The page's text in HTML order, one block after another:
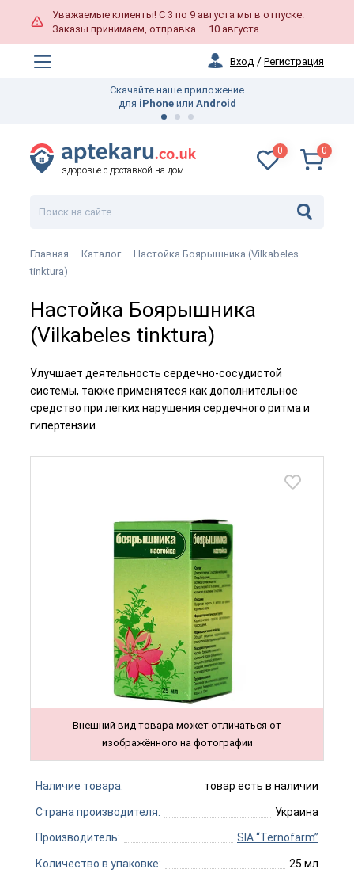
Уважаемые клиенты! С 3 по 9 августа мы в отпуске.
Заказы принимаем, отправка — 10 августа
Вход / Регистрация
Скачайте наше приложение
для iPhone или Android
здоровье с доставкой на дом
0 0
Главная — Каталог — Настойка Боярышника (Vilkabeles
tinktura)
Настойка Боярышника
(Vilkabeles tinktura)
Улучшает деятельность сердечно-сосудистой
системы, также применятеся как дополнительное
средство при легких нарушения сердечного ритма и
гипертензии.
Внешний вид товара может отличаться от
изображённого на фотографии
Наличие товара: товар есть в наличии
Страна производителя: Украина
Производитель: SIA “Ternofarm”
Количество в упаковке: 25 мл